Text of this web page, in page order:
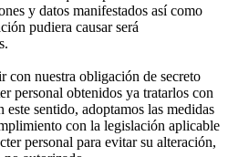
y datos manifestados así como
pudiera causar será
con nuestra obligación de secreto
personal obtenidos ya tratarlos con
sentido, adoptamos las medidas
con la legislación aplicable
personal para evitar su alteración,